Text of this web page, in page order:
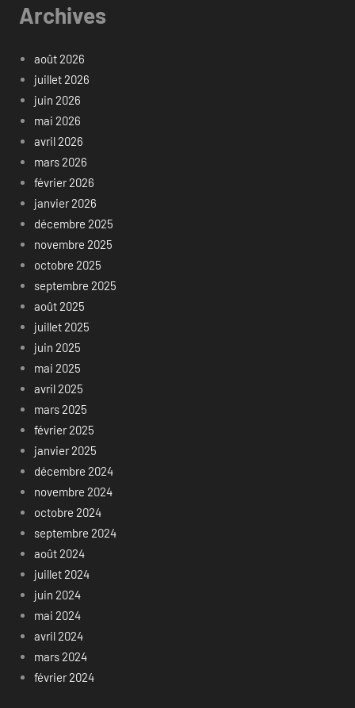
Archives
août 2026
juillet 2026
juin 2026
mai 2026
avril 2026
mars 2026
février 2026
janvier 2026
décembre 2025
novembre 2025
octobre 2025
septembre 2025
août 2025
juillet 2025
juin 2025
mai 2025
avril 2025
mars 2025
février 2025
janvier 2025
décembre 2024
novembre 2024
octobre 2024
septembre 2024
août 2024
juillet 2024
juin 2024
mai 2024
avril 2024
mars 2024
février 2024